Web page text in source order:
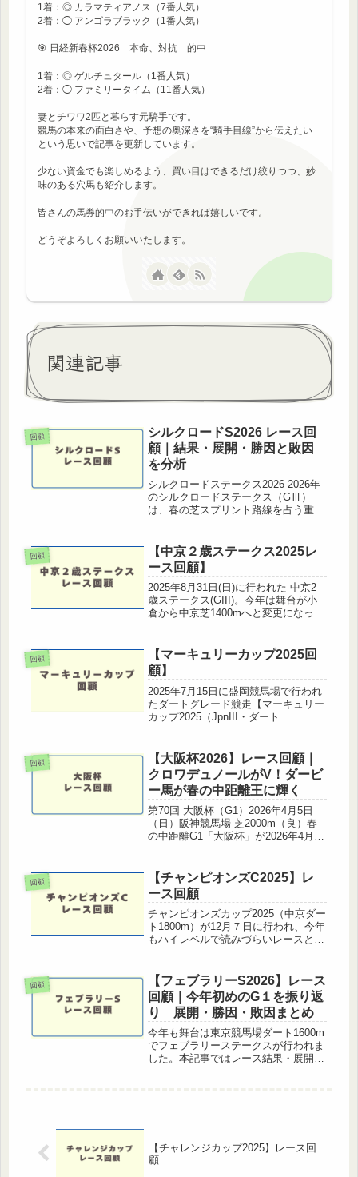
1着：◎ カラマティアノス（7番人気）
2着：◯ アンゴラブラック（1番人気）
🎯 日経新春杯2026 本命、対抗 的中
1着：◎ ゲルチュタール（1番人気）
2着：◯ ファミリータイム（11番人気）
妻とチワワ2匹と暮らす元騎手です。
競馬の本来の面白さや、予想の奥深さを“騎手目線”から伝えたい
という思いで記事を更新しています。
少ない資金でも楽しめるよう、買い目はできるだけ絞りつつ、妙
味のある穴馬も紹介します。
皆さんの馬券的中のお手伝いができれば嬉しいです。
どうぞよろしくお願いいたします。
関連記事
回顧
シルクロードS2026 レース回
顧｜結果・展開・勝因と敗因
を分析
シルクロードステークス2026 2026年
のシルクロードステークス（GⅢ）
は、春の芝スプリント路線を占う重要
着となりました。レース結果着順枠番
馬番馬名タイムオッズ1着714...
回顧
【中京２歳ステークス2025レ
ース回顧】
2025年8月31日(日)に行われた 中京2
歳ステークス(GIII)。今年は舞台が小
倉から中京芝1400mへと変更になっ
ルも高く、来年のクラシック戦線を占
う上でも注目度の高...
回顧
【マーキュリーカップ2025回
顧】
2025年7月15日に盛岡競馬場で行われ
たダートグレード競走【マーキュリー
カップ2025（JpnIII・ダート
とメイショウフウジン（JRA）の先手
争いでハイペースになり...
回顧
【大阪杯2026】レース回顧｜
クロワデュノールがV！ダービ
ー馬が春の中距離王に輝く
第70回 大阪杯（G1）2026年4月5日
（日）阪神競馬場 芝2000m（良）春
の中距離G1「大阪杯」が2026年4月5
ービー馬ダノンデサイルが激突する豪
華な一戦となっ...
回顧
【チャンピオンズC2025】レ
ース回顧
チャンピオンズカップ2025（中京ダー
ト1800m）が12月７日に行われ、今年
もハイレベルで読みづらいレースとな
り・勝因敗因を中心に振り返ります。
◆ レース結果着順枠番馬番馬...
回顧
【フェブラリーS2026】レース
回顧｜今年初めのG１を振り返
り 展開・勝因・敗因まとめ
今年も舞台は東京競馬場ダート1600m
でフェブラリーステークスが行われま
した。本記事ではレース結果・展開分
【チャレンジカップ2025】レース回
顧